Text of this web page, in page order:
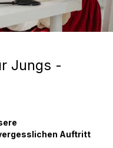
Jungs -
Auftritt